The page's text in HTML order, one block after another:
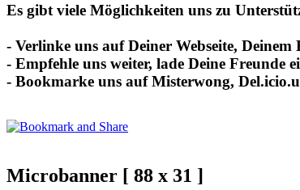
Es gibt viele Möglichkeiten uns zu
- Verlinke uns auf Deiner Webseite,
- Empfehle uns weiter, lade Deine Freunde
- Bookmarke uns auf Misterwong,
Microbanner [ 88 x 31 ]